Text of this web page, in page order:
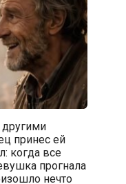
принес ей
когда все
прогнала
нечто